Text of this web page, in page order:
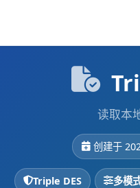
读取本
创建于
Triple DES 多模